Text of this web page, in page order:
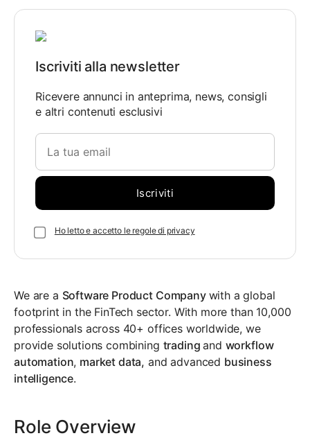
Iscriviti alla newsletter
Ricevere annunci in anteprima, news, consigli
e altri contenuti esclusivi
Ho letto e accetto le regole di privacy
We are a Software Product Company with a global
footprint in the FinTech sector. With more than 10,000
professionals across 40+ offices worldwide, we
provide solutions combining tradingand workflow
automation, market data, and advanced business
intelligence.
Role Overview